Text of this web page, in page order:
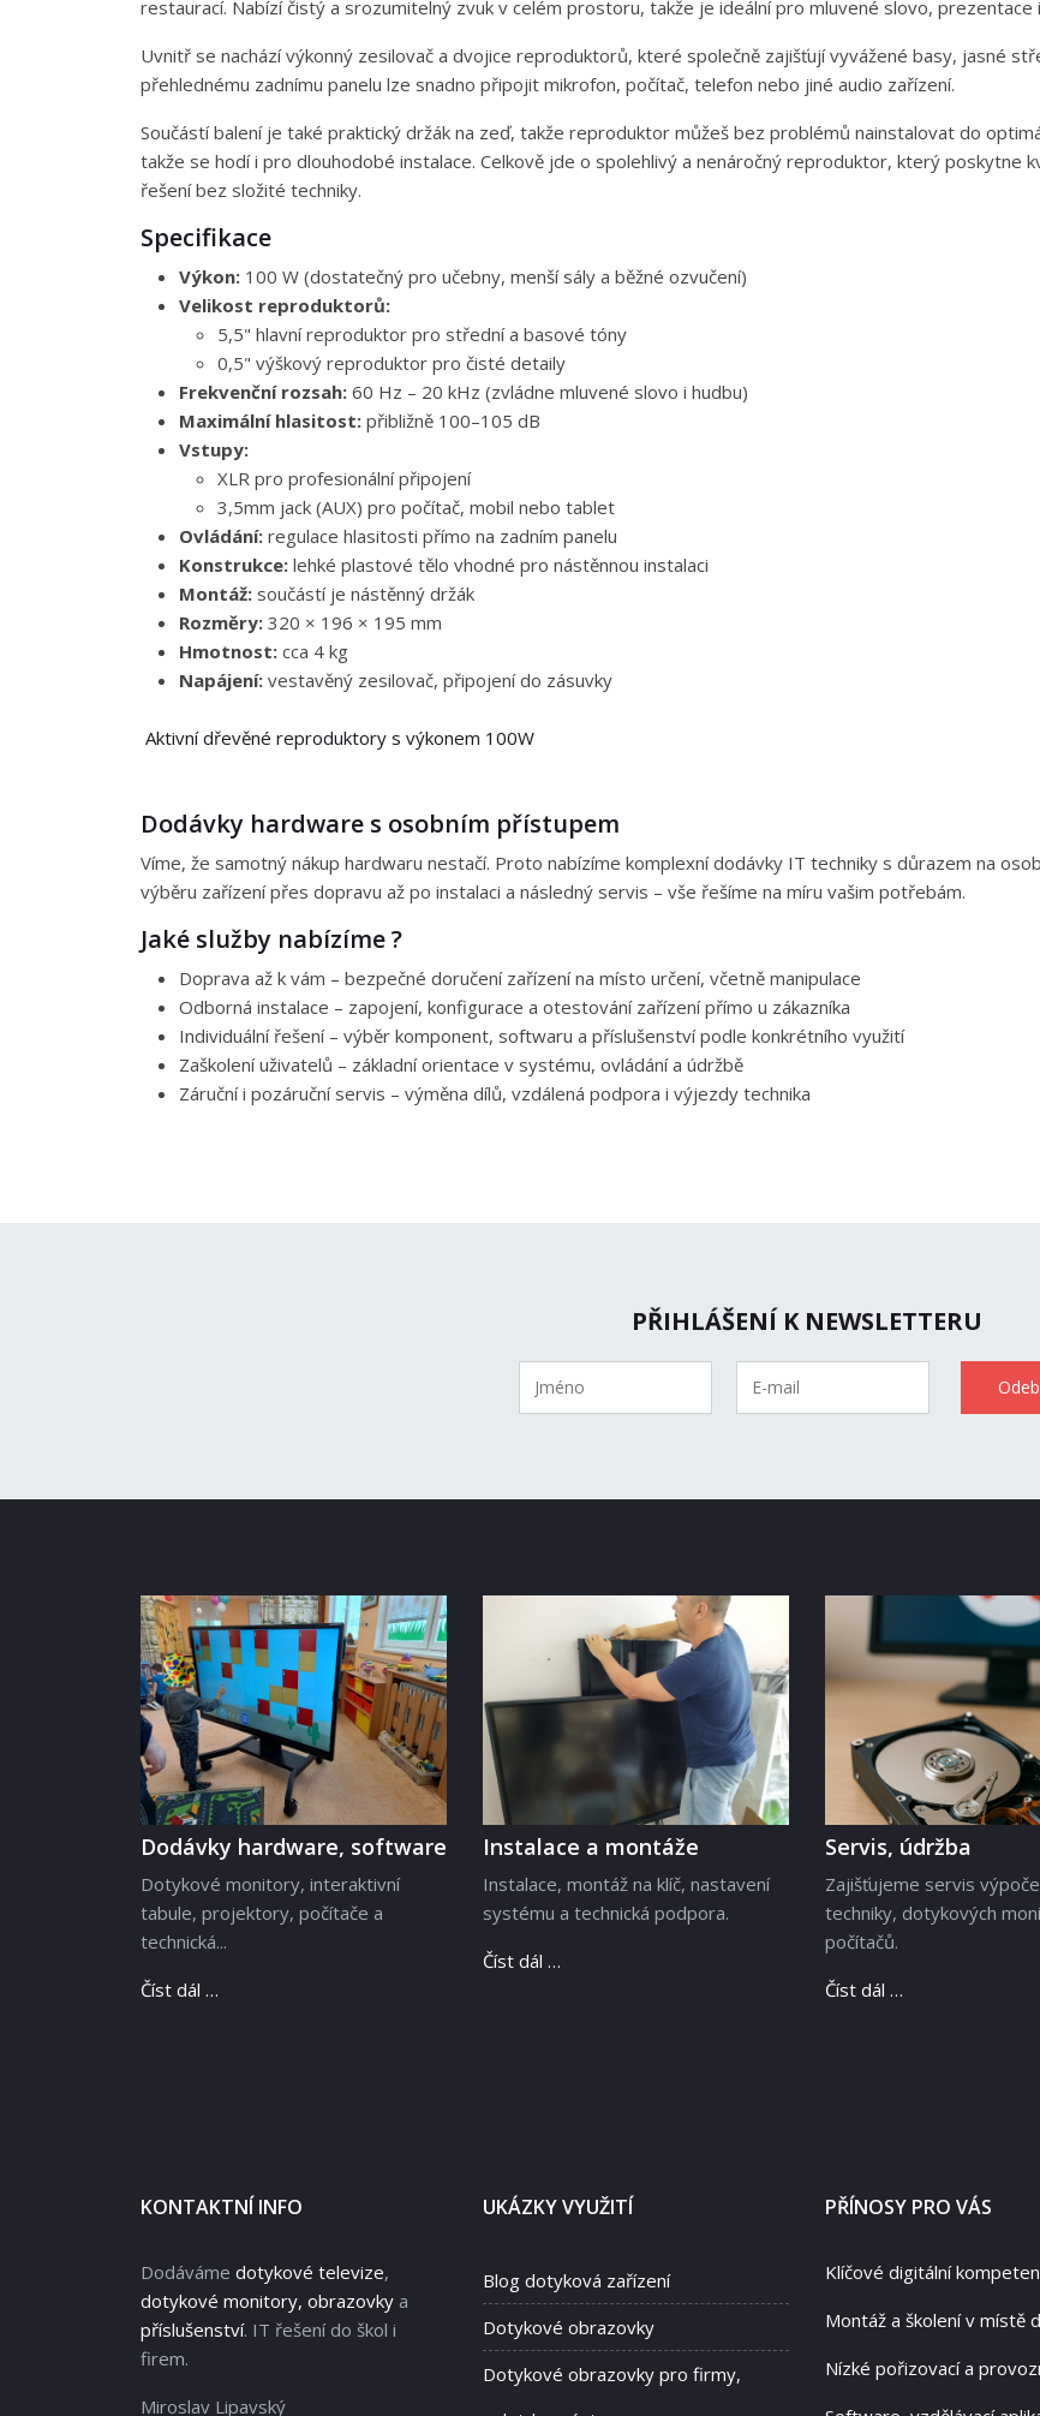
restaurací. Nabízí čistý a srozumitelný zvuk v celém prostoru, takže je ideální pro mluvené slovo, prezentace
Uvnitř se nachází výkonný zesilovač a dvojice reproduktorů, které společně zajišťují vyvážené basy, jasné
přehlednému zadnímu panelu lze snadno připojit mikrofon, počítač, telefon nebo jiné audio zařízení.
Součástí balení je také praktický držák na zeď, takže reproduktor můžeš bez problémů nainstalovat do
takže se hodí i pro dlouhodobé instalace. Celkově jde o spolehlivý a nenáročný reproduktor, který poskytne
řešení bez složité techniky.
Specifikace
Výkon: 100 W (dostatečný pro učebny, menší sály a běžné ozvučení)
Velikost reproduktorů:
5,5" hlavní reproduktor pro střední a basové tóny
0,5" výškový reproduktor pro čisté detaily
Frekvenční rozsah: 60 Hz – 20 kHz (zvládne mluvené slovo i hudbu)
Maximální hlasitost: přibližně 100–105 dB
Vstupy:
XLR pro profesionální připojení
3,5mm jack (AUX) pro počítač, mobil nebo tablet
Ovládání: regulace hlasitosti přímo na zadním panelu
Konstrukce: lehké plastové tělo vhodné pro nástěnnou instalaci
Montáž: součástí je nástěnný držák
Rozměry: 320 × 196 × 195 mm
Hmotnost: cca 4 kg
Napájení: vestavěný zesilovač, připojení do zásuvky
Aktivní dřevěné reproduktory s výkonem 100W
Dodávky hardware s osobním přístupem
Víme, že samotný nákup hardwaru nestačí. Proto nabízíme komplexní dodávky IT techniky s důrazem na
výběru zařízení přes dopravu až po instalaci a následný servis – vše řešíme na míru vašim potřebám.
Jaké služby nabízíme ?
Doprava až k vám – bezpečné doručení zařízení na místo určení, včetně manipulace
Odborná instalace – zapojení, konfigurace a otestování zařízení přímo u zákazníka
Individuální řešení – výběr komponent, softwaru a příslušenství podle konkrétního využití
Zaškolení uživatelů – základní orientace v systému, ovládání a údržbě
Záruční i pozáruční servis – výměna dílů, vzdálená podpora i výjezdy technika
PŘIHLÁŠENÍ K NEWSLETTERU
Dodávky hardware, software
Dotykové monitory, interaktivní
tabule, projektory, počítače a
technická...
Číst dál …
Instalace a montáže
Instalace, montáž na klíč, nastavení
systému a technická podpora.
Číst dál …
Servis, údržba
Zajišťujeme servis
techniky, dotykových
počítačů.
Číst dál …
KONTAKTNÍ INFO
Dodáváme dotykové televize,
dotykové monitory, obrazovky a
příslušenství. IT řešení do škol i
firem.
Miroslav Lipavský
UKÁZKY VYUŽITÍ
Blog dotyková zařízení
Dotykové obrazovky
Dotykové obrazovky pro firmy,
PŘÍNOSY PRO VÁS
Klíčové digitální
Montáž a školení v místě
Nízké pořizovací a